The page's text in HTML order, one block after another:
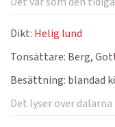
Dikt: Helig lund
Tonsättare: Berg,
Besättning: blandad
Det lyser över dalarna